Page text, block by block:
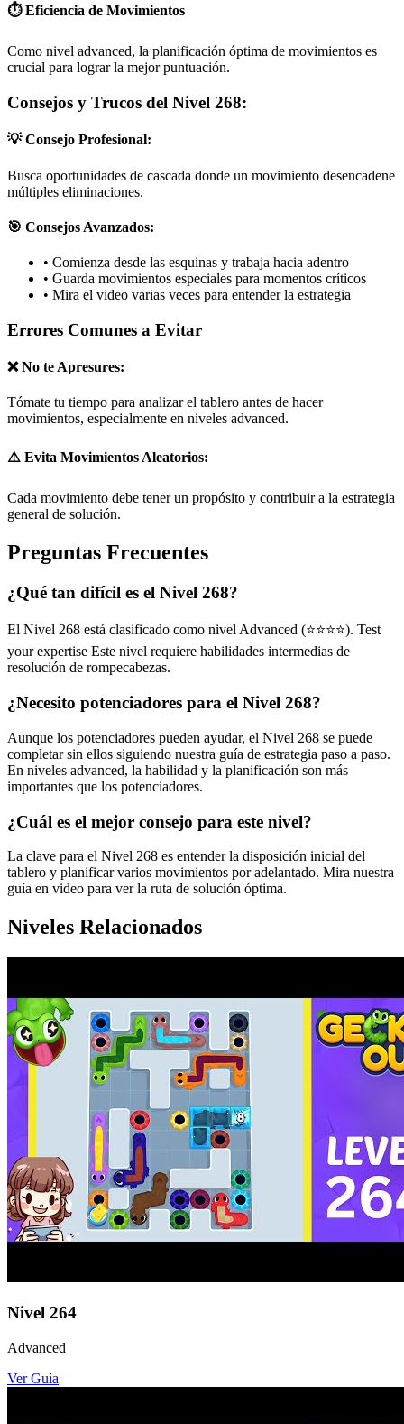
⏱️ Eficiencia de Movimientos
Como nivel advanced, la planificación óptima de movimientos es
crucial para lograr la mejor puntuación.
Consejos y Trucos del Nivel 268:
💡 Consejo Profesional:
Busca oportunidades de cascada donde un movimiento desencadene
múltiples eliminaciones.
🎯 Consejos Avanzados:
• Comienza desde las esquinas y trabaja hacia adentro
• Guarda movimientos especiales para momentos críticos
• Mira el video varias veces para entender la estrategia
Errores Comunes a Evitar
❌ No te Apresures:
Tómate tu tiempo para analizar el tablero antes de hacer
movimientos, especialmente en niveles advanced.
⚠️ Evita Movimientos Aleatorios:
Cada movimiento debe tener un propósito y contribuir a la estrategia
general de solución.
Preguntas Frecuentes
¿Qué tan difícil es el Nivel 268?
El Nivel 268 está clasificado como nivel Advanced (⭐⭐⭐⭐). Test
your expertise Este nivel requiere habilidades intermedias de
resolución de rompecabezas.
¿Necesito potenciadores para el Nivel 268?
Aunque los potenciadores pueden ayudar, el Nivel 268 se puede
completar sin ellos siguiendo nuestra guía de estrategia paso a paso.
En niveles advanced, la habilidad y la planificación son más
importantes que los potenciadores.
¿Cuál es el mejor consejo para este nivel?
La clave para el Nivel 268 es entender la disposición inicial del
tablero y planificar varios movimientos por adelantado. Mira nuestra
guía en video para ver la ruta de solución óptima.
Niveles Relacionados
Nivel 264
Advanced
Ver Guía